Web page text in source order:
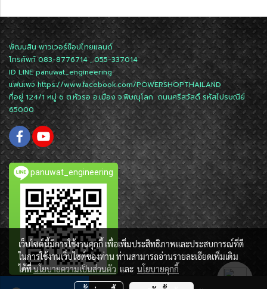
พัฒนสิน พาวเวอร์ช็อปไทยแลนด์
โทรศัพท์ 083-8776714 , 055-337014
ID LINEpanuwat_engineering
แฟนเพจhttps://www.facebook.com/POWERSHOPTHAILAND
ที่อยู่ 124/1 หมู่ 6 ต.หัวรอ อ.เมือง จ.พิษณุโลก ถนนศรีสวัสดิ์ รหัสไปรษณีย์
65000
panuwat_engineering
เว็บไซต์นี้มีการใช้งานคุกกี้ เพื่อเพิ่มประสิทธิภาพและประสบการณ์ที่ดี
ในการใช้งานเว็บไซต์ของท่าน ท่านสามารถอ่านรายละเอียดเพิ่มเติม
ได้ที่นโยบายความเป็นส่วนตัว และ นโยบายคุกกี้